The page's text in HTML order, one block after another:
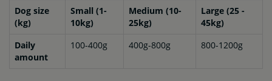
Dog size
(kg)
Small (1-
10kg)
Medium (10-
25kg)
Large (25 -
45kg)
Daily
amount
100-400g 400g-800g 800-1200g